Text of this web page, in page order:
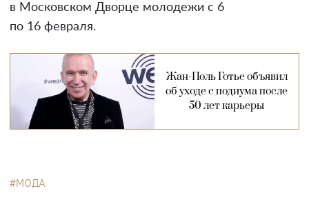
в Московском Дворце молодежи с 6
по 16 февраля.
Жан-Поль Готье объявил
об уходе с подиума после
50 лет карьеры
МОДА